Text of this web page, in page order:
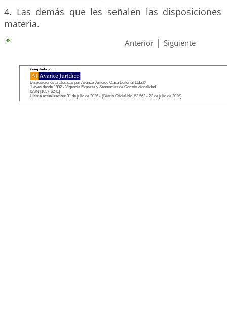
4. Las demás que les señalen las disposiciones
materia.
Anterior | Siguiente
Disposiciones analizadas por Avance Jurídico Casa Editorial Ltda.©
"Leyes desde 1992 - Vigencia Expresa y Sentencias de Constitucionalidad"
ISSN [1657-6241]
Última actualización: 31 de julio de 2026 - (Diario Oficial No. 53.562 - 23 de julio de 2026)